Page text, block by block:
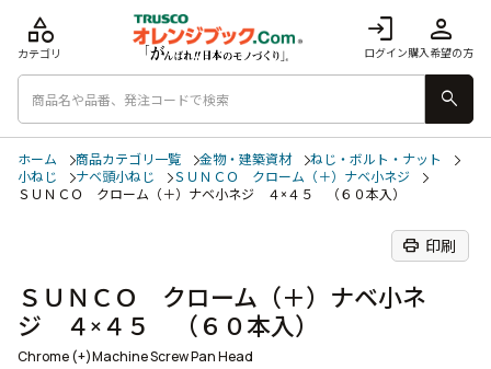
login
ログイン
person
購入希望の方
category
カテゴリ
search
ホーム 商品カテゴリ一覧 金物・建築資材
ねじ・ボルト・ナット
小ねじ
ナベ頭小ねじ
ＳＵＮＣＯ クローム（＋）ナベ小ネジ
ＳＵＮＣＯ クローム（＋）ナベ小ネジ ４×４５ （６０本入）
print 印刷
ＳＵＮＣＯ クローム（＋）ナベ小ネ
ジ ４×４５ （６０本入）
Chrome (+)Machine Screw Pan Head